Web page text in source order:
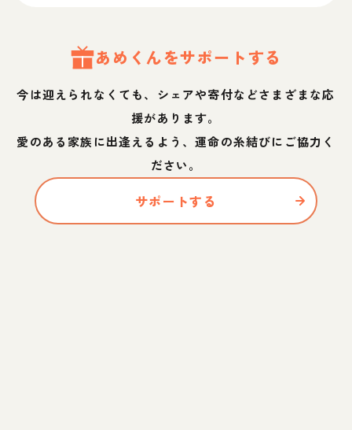
あめ くんをサポートする
今は迎えられなくても、シェアや寄付などさまざまな応
援があります。
愛のある家族に出逢えるよう、運命の糸結びにご協力く
ださい。
サポートする